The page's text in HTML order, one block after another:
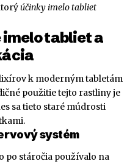
účinky imelo tabliet
tabliet a
k moderným tabletám
použitie tejto rastliny je
sa tieto staré múdrosti
systém
po stáročia používalo na